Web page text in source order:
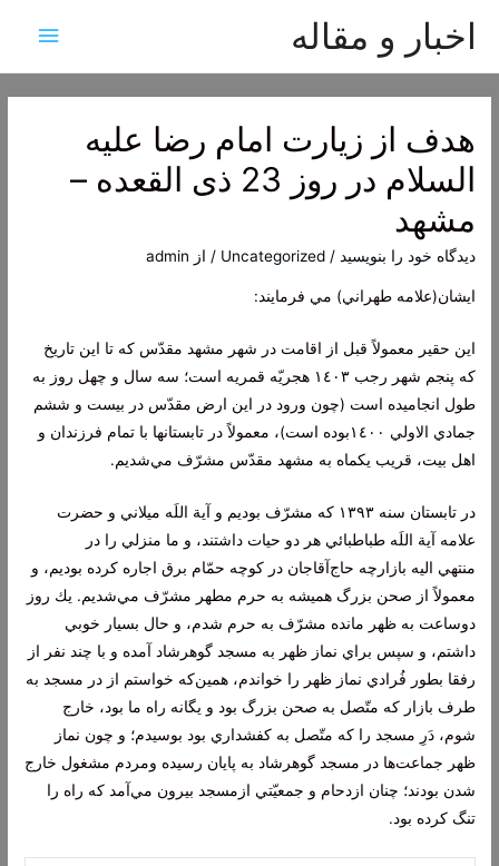
اخبار و مقاله
اصلی
هدف از زیارت امام رضا علیه
السلام در روز 23 ذی القعده –
مشهد
دیدگاه‌ خود را بنویسید /
Uncategorized / از admin
ايشان(علامه طهراني) مي فرمايند:
اين حقير معمولاً قبل از اقامت در شهر مشهد مقدّس كه تا اين تاريخ
كه پنجم شهر رجب ١٤٠٣ هجريّه قمريه است؛ سه سال و چهل روز به
طول انجاميده است (چون ورود در اين ارض مقدّس در بيست و ششم
جمادي الاولي ١٤٠٠بوده است)، معمولاً در تابستانها با تمام فرزندان و
اهل بيت، قريب يكماه به مشهد مقدّس مشرّف مي‌شديم.
در تابستان سنه ١٣٩٣ كه مشرّف بوديم و آية اللَه ميلاني و حضرت
علامه آية اللَه طباطبائي هر دو حيات داشتند، و ما منزلي را در
منتهي اليه بازارچه حاج‌آقا‌جان در كوچه حمّام برق اجاره كرده بوديم، و
معمولاً از صحن بزرگ هميشه به حرم مطهر مشرّف مي‌شديم. يك روز
دوساعت به ظهر مانده مشرّف به حرم شدم، و حال بسيار خوبي
داشتم، و سپس براي نماز ظهر به مسجد گوهرشاد آمده و با چند نفر از
رفقا بطور فُرادي نماز ظهر را خواندم، همين‌كه خواستم از در مسجد به
طرف بازار كه متّصل به صحن بزرگ بود و يگانه راه ما بود، خارج
شوم، دَرِ مسجد را كه متّصل به كفشداري بود بوسيدم؛ و چون نماز
ظهر جماعت‌ها در مسجد گوهرشاد به پايان رسيده ومردم مشغول خارج
شدن بودند؛ چنان ازدحام و جمعيّتي ازمسجد بيرون مي‌آمد كه راه را
تنگ كرده بود.